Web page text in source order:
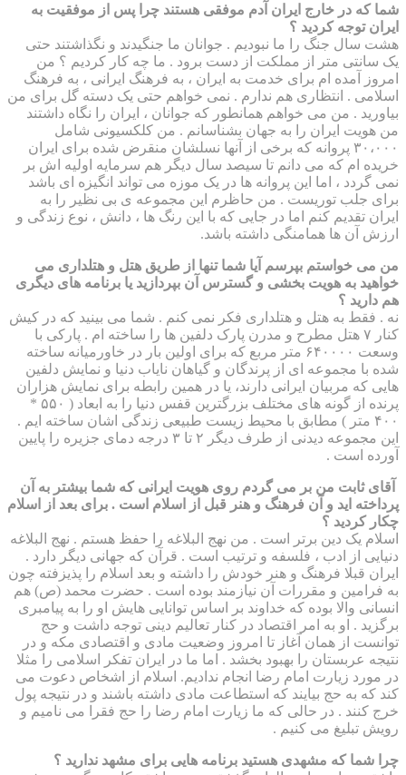
شما که در خارج ایران آدم موفقی هستند چرا پس از موفقیت به
ایران توجه کردید ؟
هشت سال جنگ را ما نبودیم . جوانان ما جنگیدند و نگذاشتند حتی
یک سانتی متر از مملکت از دست برود . ما چه کار کردیم ؟ من
امروز آمده ام برای خدمت به ایران ، به فرهنگ ایرانی ، به فرهنگ
اسلامی . انتظاری هم ندارم . نمی خواهم حتی یک دسته گل برای من
بیاورید . من می خواهم همانطور که جوانان ، ایران را نگاه داشتند
من هویت ایران را به جهان بشناسانم . من کلکسیونی شامل
۳۰،۰۰۰ پروانه که برخی از آنها نسلشان منقرض شده برای ایران
خریده ام که می دانم تا سیصد سال دیگر هم سرمایه اولیه اش بر
نمی گردد ، اما این پروانه ها در یک موزه می تواند انگیزه ای باشد
برای جلب توریست . من حاظرم این مجموعه ی بی نظیر را به
ایران تقدیم کنم اما در جایی که با این رنگ ها ، دانش ، نوع زندگی و
ارزش آن ها همامنگی داشته باشد.
من می خواستم بپرسم آیا شما تنها از طریق هتل و هتلداری می
خواهید به هویت بخشی و گسترس آن بپردازید یا برنامه های دیگری
هم دارید ؟
نه . فقط به هتل و هتلداری فکر نمی کنم . شما می بینید که در کیش
کنار ۷ هتل مطرح و مدرن پارک دلفین ها را ساخته ام . پارکی با
وسعت ۶۴۰۰۰۰ متر مربع که برای اولین بار در خاورمیانه ساخته
شده با مجموعه ای از پرندگان و گیاهان نایاب دنیا و نمایش دلفین
هایی که مربیان ایرانی دارند، یا در همین رابطه برای نمایش هزاران
پرنده از گونه های مختلف بزرگترین قفس دنیا را به ابعاد ( ۵۵۰ *
۴۰۰ متر ) مطابق با محیط زیست طبیعی زندگی اشان ساخته ایم .
این مجموعه دیدنی از طرف دیگر ۲ تا ۳ درجه دمای جزیره را پایین
آورده است .
آقای ثابت من بر می گردم روی هویت ایرانی که شما بیشتر به آن
پرداخته اید و آن فرهنگ و هنر قبل از اسلام است . برای بعد از اسلام
چکار کردید ؟
اسلام یک دین برتر است . من نهج البلاغه را حفظ هستم . نهج البلاغه
دنیایی از ادب ، فلسفه و ترتیب است . قرآن که جهانی دیگر دارد .
ایران قبلا فرهنگ و هنر خودش را داشته و بعد اسلام را پذیزفته چون
به فرامین و مقررات آن نیازمند بوده است . حضرت محمد (ص) هم
انسانی والا بوده که خداوند بر اساس توانایی هایش او را به پیامبری
برگزید . او به امر اقتصاد در کنار تعالیم دینی توجه داشت و حج
توانست از همان آغاز تا امروز وضعیت مادی و اقتصادی مکه و در
نتیجه عربستان را بهبود بخشد . اما ما در ایران تفکر اسلامی را مثلا
در مورد زیارت امام رضا انجام ندادیم. اسلام از اشخاص دعوت می
کند که به حج بیایند که استطاعت مادی داشته باشند و در نتیجه پول
خرج کنند . در حالی که ما زیارت امام رضا را حج فقرا می نامیم و
رویش تبلیغ می کنیم .
چرا شما که مشهدی هستید برنامه هایی برای مشهد ندارید ؟